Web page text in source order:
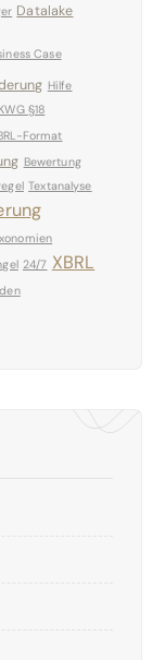
Datalake
Case
Hilfe
KWG §18
Format
Bewertung
Textanalyse
24/7 XBRL